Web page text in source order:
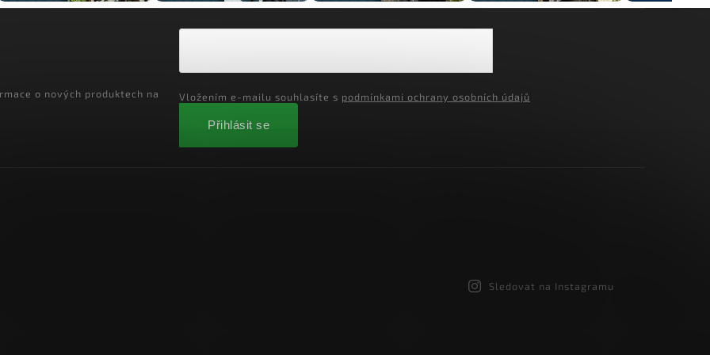
o nových produktech na Vložením e-mailu souhlasíte s podmínkami ochrany osobních údajů
Přihlásit se
Sledovat na Instagramu